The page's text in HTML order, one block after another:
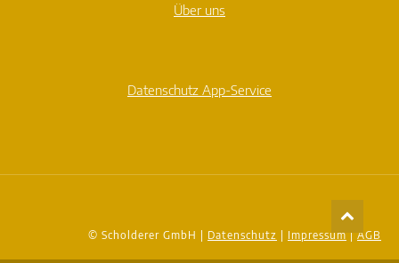
Über uns
Datenschutz App-Service
© Scholderer GmbH | Datenschutz Impressum | AGB